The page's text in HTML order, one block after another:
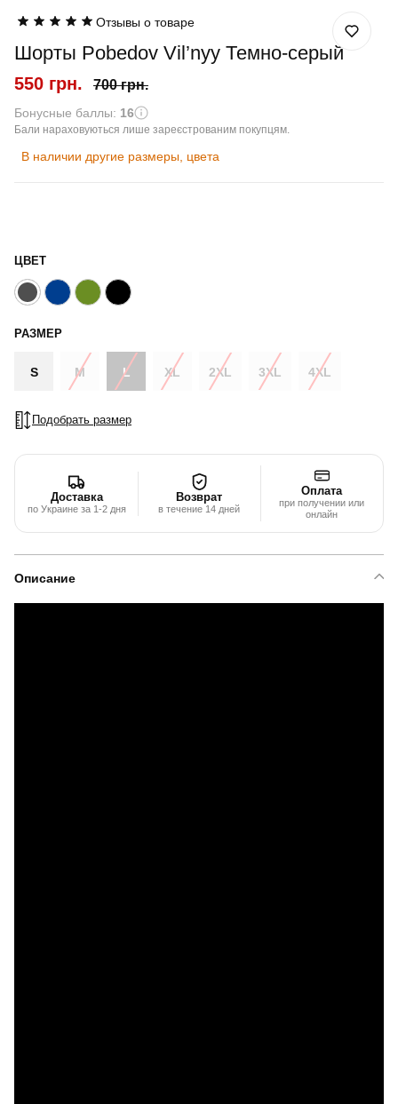
Отзывы о товаре
Шорты Pobedov Vil’nyy Темно-серый
550 грн. 700 грн.
Бонусные баллы: 16
Бали нараховуються лише зареєстрованим покупцям.
В наличии другие размеры, цвета
ЦВЕТ
РАЗМЕР
S M L XL 2XL 3XL 4XL
Подобрать размер
Доставка
по Украине за 1-2 дня
Возврат
в течение 14 дней
Оплата
при получении или
онлайн
Описание